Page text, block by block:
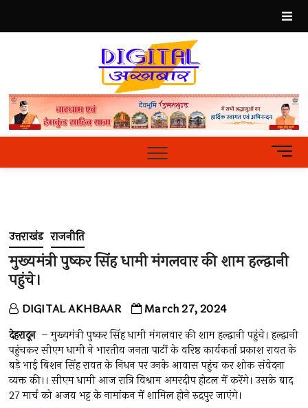
content
Hindi
News
PortalM
e
t
o
उत्तराखंड राजनीति
मुख्यमंत्री पुष्कर सिंह धामी मंगलवार की शाम हल्द्वानी
पहुंचे।
DIGITAL AKHBAAR March 27, 2024
देहरादून – मुख्यमंत्री पुष्कर सिंह धामी मंगलवार की शाम हल्द्वानी पहुंचे। हल्द्वानी
पहुंचकर सीएम धामी ने भारतीय जनता पार्टी के वरिष्ठ कार्यकर्ता प्रकाश रावत के
बड़े भाई बिशन सिंह रावत के निधन पर उनके आवास पहुंच कर शोक संवेदना
व्यक्त की।। सीएम धामी आज रात्रि विश्राम अमरदीप होटल में करेंगे। उसके बाद
27 मार्च को अजय भट्ट के नामांकन में शामिल होने रुद्रपुर जाएंगे।